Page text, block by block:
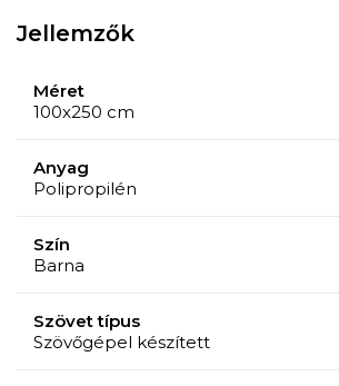
Jellemzők
Méret
100x250 cm
Anyag
Polipropilén
Szín
Barna
Szövet típus
Szövőgépel készített